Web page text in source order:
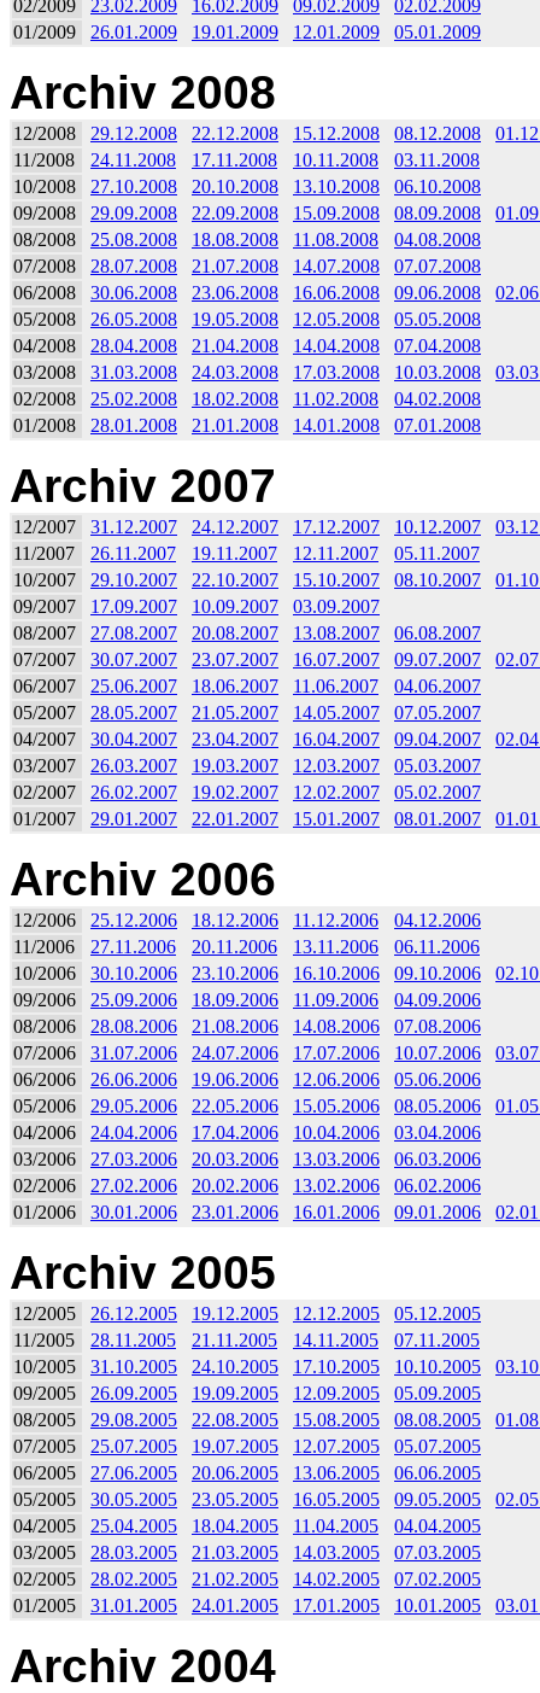
02/2009 23.02.2009 16.02.2009 09.02.2009
02.02.2009
01/2009
26.01.2009 19.01.2009 12.01.2009 05.01.2009
Archiv 2008
12/2008 29.12.2008 22.12.2008 15.12.2008 08.12.2008
11/2008
24.11.2008 17.11.2008 10.11.2008
03.11.2008
10/2008
27.10.2008 20.10.2008 13.10.2008
06.10.2008
09/2008
29.09.2008 22.09.2008 15.09.2008 08.09.2008
08/2008
25.08.2008 18.08.2008 11.08.2008
04.08.2008
07/2008
28.07.2008 21.07.2008 14.07.2008
07.07.2008
06/2008
30.06.2008 23.06.2008 16.06.2008 09.06.2008
05/2008
26.05.2008 19.05.2008 12.05.2008
05.05.2008
04/2008
28.04.2008 21.04.2008 14.04.2008
07.04.2008
03/2008
31.03.2008 24.03.2008 17.03.2008 10.03.2008
02/2008
25.02.2008 18.02.2008 11.02.2008
04.02.2008
01/2008
28.01.2008 21.01.2008 14.01.2008 07.01.2008
Archiv 2007
12/2007 31.12.2007 24.12.2007 17.12.2007 10.12.2007
11/2007
26.11.2007 19.11.2007 12.11.2007
05.11.2007
10/2007
29.10.2007 22.10.2007 15.10.2007 08.10.2007
09/2007
17.09.2007 10.09.2007
03.09.2007
08/2007
27.08.2007 20.08.2007 13.08.2007
06.08.2007
07/2007
30.07.2007 23.07.2007 16.07.2007 09.07.2007
06/2007
25.06.2007 18.06.2007 11.06.2007
04.06.2007
05/2007
28.05.2007 21.05.2007 14.05.2007
07.05.2007
04/2007
30.04.2007 23.04.2007 16.04.2007 09.04.2007
03/2007
26.03.2007 19.03.2007 12.03.2007
05.03.2007
02/2007
26.02.2007 19.02.2007 12.02.2007
05.02.2007
01/2007
29.01.2007 22.01.2007 15.01.2007 08.01.2007
Archiv 2006
12/2006 25.12.2006 18.12.2006 11.12.2006
04.12.2006
11/2006
27.11.2006 20.11.2006 13.11.2006
06.11.2006
10/2006
30.10.2006 23.10.2006 16.10.2006 09.10.2006
09/2006
25.09.2006 18.09.2006 11.09.2006
04.09.2006
08/2006
28.08.2006 21.08.2006 14.08.2006
07.08.2006
07/2006
31.07.2006 24.07.2006 17.07.2006 10.07.2006
06/2006
26.06.2006 19.06.2006 12.06.2006
05.06.2006
05/2006
29.05.2006 22.05.2006 15.05.2006 08.05.2006
04/2006
24.04.2006 17.04.2006 10.04.2006
03.04.2006
03/2006
27.03.2006 20.03.2006 13.03.2006
06.03.2006
02/2006
27.02.2006 20.02.2006 13.02.2006
06.02.2006
01/2006
30.01.2006 23.01.2006 16.01.2006 09.01.2006
Archiv 2005
12/2005 26.12.2005 19.12.2005 12.12.2005
05.12.2005
11/2005
28.11.2005 21.11.2005 14.11.2005
07.11.2005
10/2005
31.10.2005 24.10.2005 17.10.2005 10.10.2005
09/2005
26.09.2005 19.09.2005 12.09.2005
05.09.2005
08/2005
29.08.2005 22.08.2005 15.08.2005 08.08.2005
07/2005
25.07.2005 19.07.2005 12.07.2005
05.07.2005
06/2005
27.06.2005 20.06.2005 13.06.2005
06.06.2005
05/2005
30.05.2005 23.05.2005 16.05.2005 09.05.2005
04/2005
25.04.2005 18.04.2005 11.04.2005
04.04.2005
03/2005
28.03.2005 21.03.2005 14.03.2005
07.03.2005
02/2005
28.02.2005 21.02.2005 14.02.2005
07.02.2005
01/2005
31.01.2005 24.01.2005 17.01.2005 10.01.2005
Archiv 2004